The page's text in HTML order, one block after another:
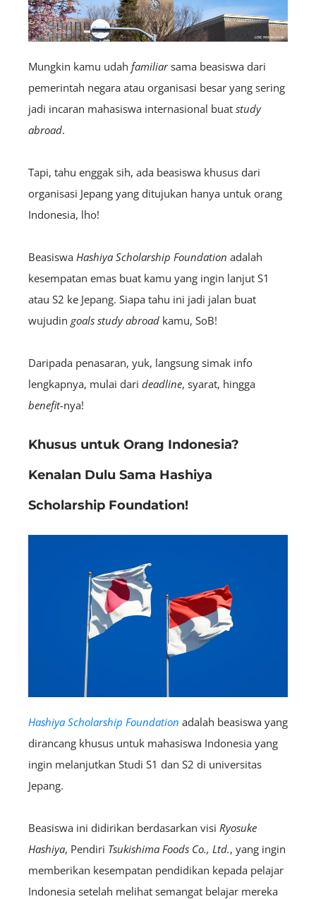
Mungkin kamu udah familiarsama beasiswa dari
pemerintah negara atau organisasi besar yang sering
jadi incaran mahasiswa internasional buat study
abroad.
Tapi, tahu enggak sih, ada beasiswa khusus dari
organisasi Jepang yang ditujukan hanya untuk orang
Indonesia, lho!
Beasiswa Hashiya Scholarship Foundation adalah
kesempatan emas buat kamu yang ingin lanjut S1
atau S2 ke Jepang. Siapa tahu ini jadi jalan buat
wujudin goals study abroad kamu, SoB!
Daripada penasaran, yuk, langsung simak info
lengkapnya, mulai dari deadline, syarat, hingga
benefit-nya!
Khusus untuk Orang Indonesia?
Kenalan Dulu Sama Hashiya
Scholarship Foundation!
Hashiya Scholarship Foundation adalah beasiswa yang
dirancang khusus untuk mahasiswa Indonesia yang
ingin melanjutkan Studi S1 dan S2 di universitas
Jepang.
Beasiswa ini didirikan berdasarkan visi Ryosuke
Hashiya, Pendiri Tsukishima Foods Co., Ltd., yang ingin
memberikan kesempatan pendidikan kepada pelajar
Indonesia setelah melihat semangat belajar mereka